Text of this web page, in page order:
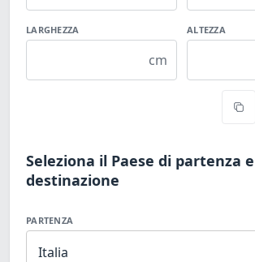
LARGHEZZA
cm
ALTEZZA
Seleziona il Paese di partenza e
destinazione
PARTENZA
Italia